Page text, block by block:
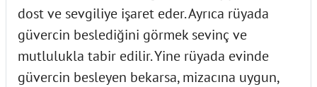
dost ve sevgiliye işaret eder. Ayrıca rüyada
güvercin beslediğini görmek sevinç ve
mutlulukla tabir edilir. Yine rüyada evinde
güvercin besleyen bekarsa, mizacına uygun,